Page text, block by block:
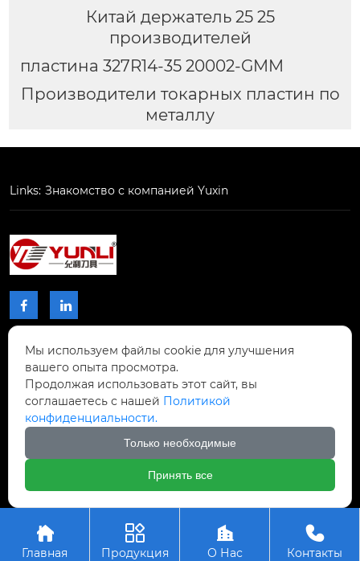
Китай держатель 25 25
производителей
пластина 327R14-35 20002-GMM
Производители токарных пластин по
металлу
Links: Знакомство с компанией Yuxin
 
КОНТАКТЫ

Проспект Чжибиян № 2, Донхупин, город
Тайпин, уезд Шисин, город Шаогуань,
провинция Гуандун, Китай.
 +8617768809996
Авторское право © ООО Шаогуань Юсинь
Прецизионные режущие инструменты

Главная

Продукция

О Нас

Контакты
Мы используем файлы cookie для улучшения
вашего опыта просмотра.
Продолжая использовать этот сайт, вы
соглашаетесь с нашей Политикой
конфиденциальности.
Только необходимые
Принять все